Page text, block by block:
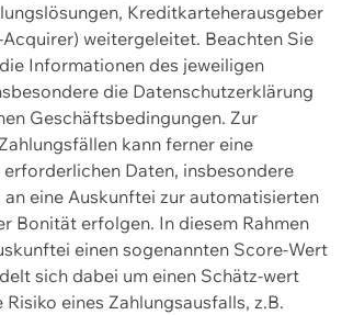
Kreditkarteherausgeber
weitergeleitet. Beachten Sie
Informationen des jeweiligen
die Datenschutzerklärung
Geschäftsbedingungen. Zur
kann ferner eine
Daten, insbesondere
an eine Auskunftei zur automatisierten
Bonität erfolgen. In diesem Rahmen
einen sogenannten Score-Wert
sich dabei um einen Schätz-wert
eines Zahlungsausfalls, z.B.